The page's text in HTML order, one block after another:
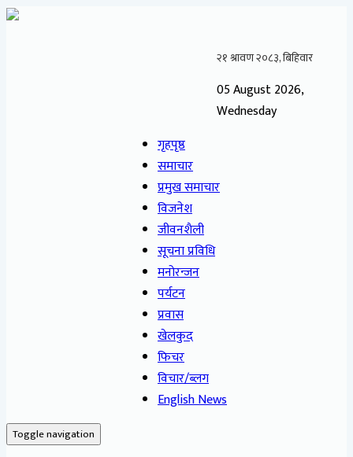
05 August 2026,
Wednesday
गृहपृष्ठ
समाचार
प्रमुख समाचार
विजनेश
जीवनशैली
सूचना प्रविधि
मनोरन्जन
पर्यटन
प्रवास
खेलकुद
फिचर
विचार/ब्लग
English News
Toggle navigation